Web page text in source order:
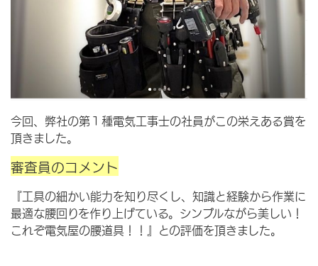
今回、弊社の第１種電気工事士の社員がこの栄えある賞を
頂きました。
審査員のコメント
『工具の細かい能力を知り尽くし、知識と経験から作業に
最適な腰回りを作り上げている。シンプルながら美しい！
これぞ電気屋の腰道具！！』との評価を頂きました。